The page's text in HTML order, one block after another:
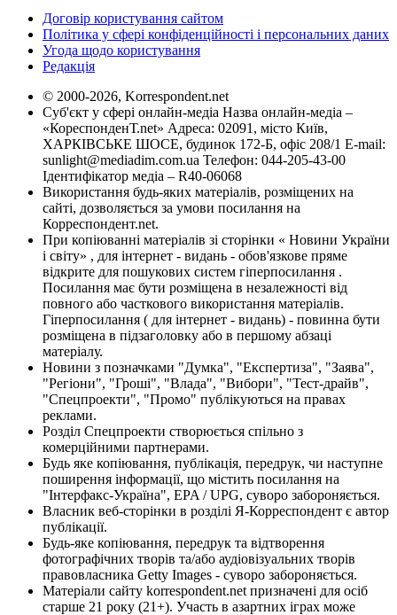
Договір користування сайтом
Політика у сфері конфіденційності і персональних даних
Угода щодо користування
Редакція
© 2000-2026, Korrespondent.net
Суб'єкт у сфері онлайн-медіа Назва онлайн-медіа –
«КореспонденТ.net» Адреса: 02091, місто Київ,
ХАРКІВСЬКЕ ШОСЕ, будинок 172-Б, офіс 208/1 E-mail:
sunlight@mediadim.com.ua Телефон: 044-205-43-00
Ідентифікатор медіа – R40-06068
Використання будь-яких матеріалів, розміщених на
сайті, дозволяється за умови посилання на
Корреспондент.net.
При копіюванні матеріалів зі сторінки « Новини України
і світу» , для інтернет - видань - обов'язкове пряме
відкрите для пошукових систем гіперпосилання .
Посилання має бути розміщена в незалежності від
повного або часткового використання матеріалів.
Гіперпосилання ( для інтернет - видань) - повинна бути
розміщена в підзаголовку або в першому абзаці
матеріалу.
Новини з позначками "Думка", "Експертиза", "Заява",
"Регіони", "Гроші", "Влада", "Вибори", "Тест-драйв",
"Спецпроекти", "Промо" публікуються на правах
реклами.
Розділ Спецпроекти створюється спільно з
комерційними партнерами.
Будь яке копіювання, публікація, передрук, чи наступне
поширення інформації, що містить посилання на
"Інтерфакс-Україна", EPA / UPG, суворо забороняється.
Власник веб-сторінки в розділі Я-Корреспондент є автор
публікації.
Будь-яке копіювання, передрук та відтворення
фотографічних творів та/або аудіовізуальних творів
правовласника Getty Images - суворо забороняється.
Матеріали сайту korrespondent.net призначені для осіб
старше 21 року (21+). Участь в азартних іграх може